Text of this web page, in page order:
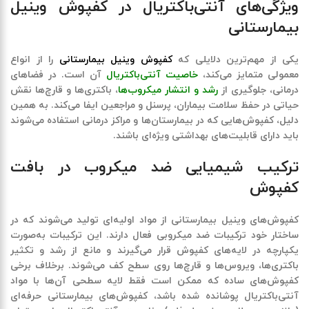
ویژگی‌های آنتی‌باکتریال در کفپوش وینیل
بیمارستانی
یکی از مهم‌ترین دلایلی کهکفپوش وینیل بیمارستانی را از انواع
معمولی متمایز می‌کند، خاصیت آنتی‌باکتریال آن است. در فضاهای
درمانی، جلوگیری از رشد و انتشار میکروب‌ها، باکتری‌ها و قارچ‌ها نقش
حیاتی در حفظ سلامت بیماران، پرسنل و مراجعین ایفا می‌کند. به همین
دلیل، کفپوش‌هایی که در بیمارستان‌ها و مراکز درمانی استفاده می‌شوند
باید دارای قابلیت‌های بهداشتی ویژه‌ای باشند.
ترکیب شیمیایی ضد میکروب در بافت
کفپوش
کفپوش‌های وینیل بیمارستانی از مواد اولیه‌ای تولید می‌شوند که در
ساختار خود ترکیبات ضد میکروبی فعال دارند. این ترکیبات به‌صورت
یکپارچه در لایه‌های کفپوش قرار می‌گیرند و مانع از رشد و تکثیر
باکتری‌ها، ویروس‌ها و قارچ‌ها روی سطح کف می‌شوند. برخلاف برخی
کفپوش‌های ساده که ممکن است فقط لایه‌ سطحی آن‌ها با مواد
آنتی‌باکتریال پوشانده شده باشد، کفپوش‌های بیمارستانی حرفه‌ای